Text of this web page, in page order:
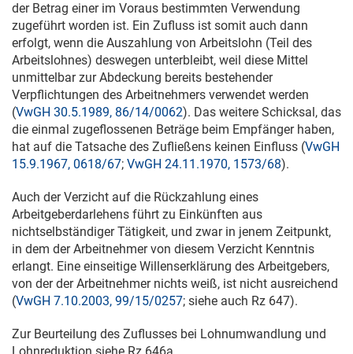
der Betrag einer im Voraus bestimmten Verwendung
zugeführt worden ist. Ein Zufluss ist somit auch dann
erfolgt, wenn die Auszahlung von Arbeitslohn (Teil des
Arbeitslohnes) deswegen unterbleibt, weil diese Mittel
unmittelbar zur Abdeckung bereits bestehender
Verpflichtungen des Arbeitnehmers verwendet werden
(VwGH 30.5.1989, 86/14/0062). Das weitere Schicksal, das
die einmal zugeflossenen Beträge beim Empfänger haben,
hat auf die Tatsache des Zufließens keinen Einfluss (VwGH
15.9.1967, 0618/67; VwGH 24.11.1970, 1573/68).
Auch der Verzicht auf die Rückzahlung eines
Arbeitgeberdarlehens führt zu Einkünften aus
nichtselbständiger Tätigkeit, und zwar in jenem Zeitpunkt,
in dem der Arbeitnehmer von diesem Verzicht Kenntnis
erlangt. Eine einseitige Willenserklärung des Arbeitgebers,
von der der Arbeitnehmer nichts weiß, ist nicht ausreichend
(VwGH 7.10.2003, 99/15/0257; siehe auch Rz 647).
Zur Beurteilung des Zuflusses bei Lohnumwandlung und